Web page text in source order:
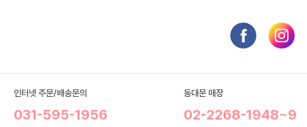
인터넷 주문/배송문의
031-595-1956
동대문 매장
02-2268-1948~9